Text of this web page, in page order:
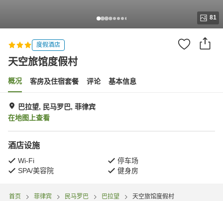
81
度假酒店
天空旅馆度假村
概况 客房及住宿套餐 评论 基本信息
巴拉望, 民马罗巴, 菲律宾
在地图上查看
酒店设施
Wi-Fi
停车场
SPA/美容院
健身房
首页 菲律宾 民马罗巴 巴拉望 天空旅馆度假村